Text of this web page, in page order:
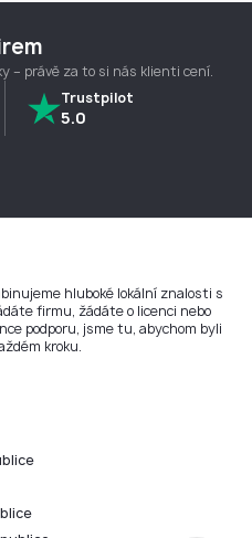
– právě za to si nás klienti cení.
Trustpilot
5.0
hluboké lokální znalosti s
firmu, žádáte o licenci nebo
podporu, jsme tu, abychom byli
kroku.